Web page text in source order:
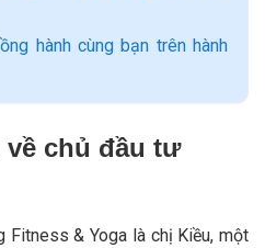
hành cùng bạn trên hành
về chủ đầu tư
Fitness & Yoga là chị Kiều, một